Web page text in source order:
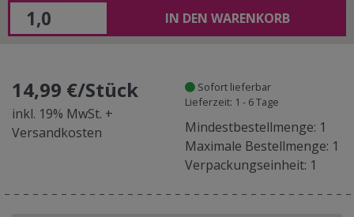
IN DEN WARENKORB
14,99 €/Stück
inkl. 19% MwSt. +
Versandkosten
Sofort lieferbar
Lieferzeit: 1 - 6 Tage
Mindestbestellmenge: 1
Maximale Bestellmenge: 1
Verpackungseinheit: 1